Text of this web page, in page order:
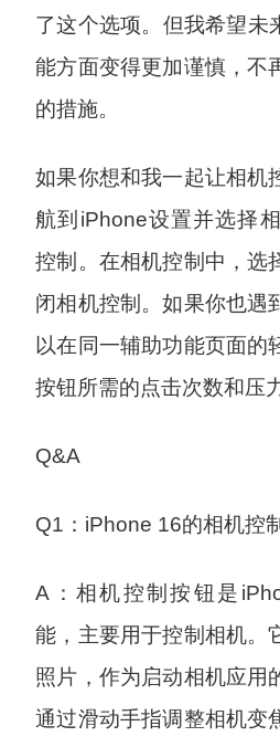
了这个选项。但我希望未
能方面变得更加谨慎，不
的措施。
如果你想和我一起让相机
航到iPhone设置并选择
控制。在相机控制中，选
闭相机控制。如果你也遇
以在同一辅助功能页面的
按钮所需的点击次数和压
Q&A
Q1：iPhone 16的相机控
A：相机控制按钮是
能，主要用于控制相机。
照片，作为启动相机应用
通过滑动手指调整相机变